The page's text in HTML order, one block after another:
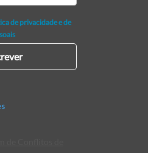
de privacidade e de